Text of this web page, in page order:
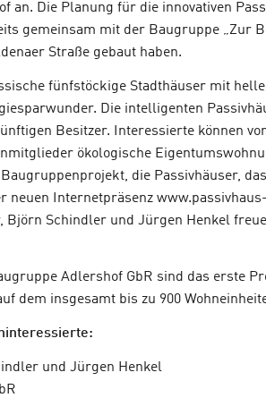
an. Die Planung für die innovativen
gemeinsam mit der Baugruppe „Zur
Straße gebaut haben.
fünfstöckige Stadthäuser mit
Die intelligenten
Besitzer. Interessierte können
ökologische
die Passivhäuser,
neuen Internetpräsenz
Björn Schindler und Jürgen Henkel
Adlershof GbR sind das erste
dem insgesamt bis zu 900
und Jürgen Henkel